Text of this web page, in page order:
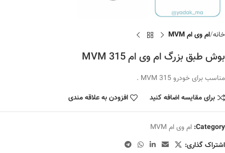
خانه ام وی ام MVM
بوش طبق بزرگ ام وی ام MVM 315
مناسب برای خودرو MVM 315 .
برای مقایسه اضافه کنید
افزودن به علاقه مندی
Category: ام وی ام MVM
اشتراک گذاری: